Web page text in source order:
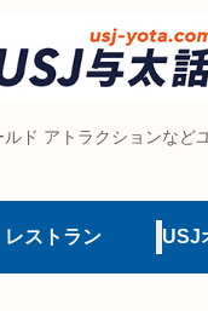
ド アトラクションなど
レストラン